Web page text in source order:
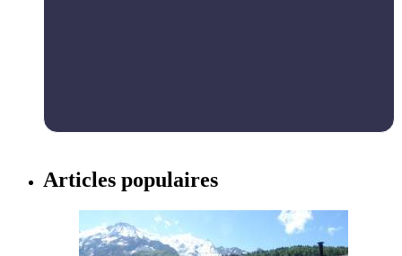
Articles populaires